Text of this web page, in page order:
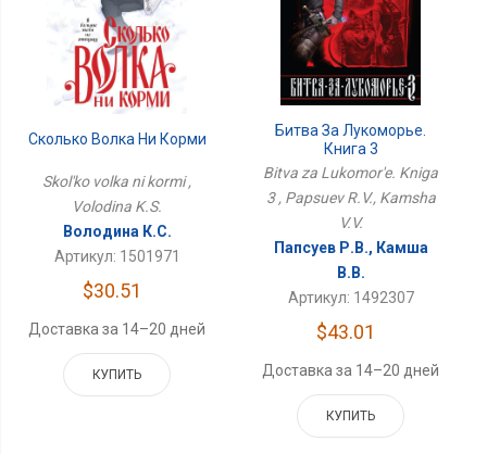
Сколько Волка Ни Корми
Skol'ko volka ni kormi ,
Volodina K.S.
Володина К.С.
Артикул: 1501971
$30.51
Доставка за 14–20 дней
КУПИТЬ
Битва За Лукоморье.
Книга 3
Bitva za Lukomor'e. Kniga
3 , Papsuev R.V., Kamsha
V.V.
Папсуев Р.В., Камша
В.В.
Артикул: 1492307
$43.01
Доставка за 14–20 дней
КУПИТЬ